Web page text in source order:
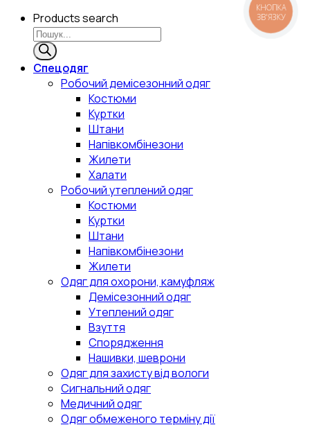
Products search
Спецодяг
Робочий демісезонний одяг
Костюми
Куртки
Штани
Напівкомбінезони
Жилети
Халати
Робочий утеплений одяг
Костюми
Куртки
Штани
Напівкомбінезони
Жилети
Одяг для охорони, камуфляж
Демісезонний одяг
Утеплений одяг
Взуття
Спорядження
Нашивки, шеврони
Одяг для захисту від вологи
Сигнальний одяг
Медичний одяг
Одяг обмеженого терміну дії
КНОПКА
ЗВ'ЯЗКУ